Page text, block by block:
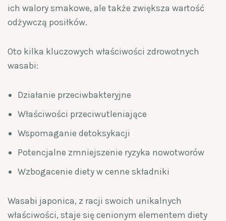
ich walory smakowe, ale także zwiększa wartość
odżywczą posiłków.
Oto kilka kluczowych właściwości zdrowotnych
wasabi:
Działanie przeciwbakteryjne
Właściwości przeciwutleniające
Wspomaganie detoksykacji
Potencjalne zmniejszenie ryzyka nowotworów
Wzbogacenie diety w cenne składniki
Wasabi japonica, z racji swoich unikalnych
właściwości, staje się cenionym elementem diety